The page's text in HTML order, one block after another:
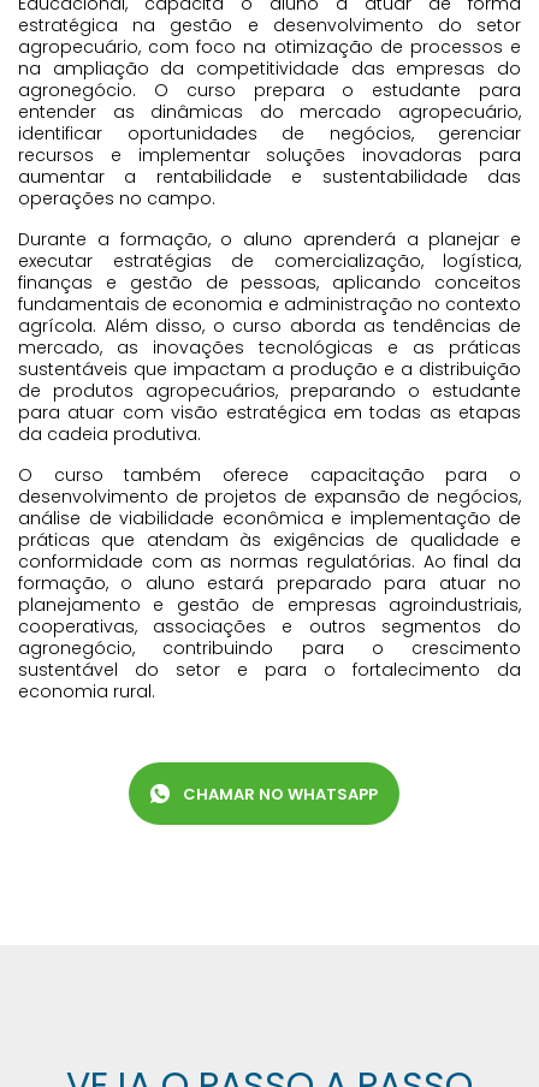
estratégica na gestão e desenvolvimento do setor
agropecuário, com foco na otimização de processos e
na ampliação da competitividade das empresas do
agronegócio. O curso prepara o estudante para
entender as dinâmicas do mercado agropecuário,
identificar oportunidades de negócios, gerenciar
recursos e implementar soluções inovadoras para
aumentar a rentabilidade e sustentabilidade das
operações no campo.
Durante a formação, o aluno aprenderá a planejar e
executar estratégias de comercialização, logística,
finanças e gestão de pessoas, aplicando conceitos
fundamentais de economia e administração no contexto
agrícola. Além disso, o curso aborda as tendências de
mercado, as inovações tecnológicas e as práticas
sustentáveis que impactam a produção e a distribuição
de produtos agropecuários, preparando o estudante
para atuar com visão estratégica em todas as etapas
da cadeia produtiva.
O curso também oferece capacitação para o
desenvolvimento de projetos de expansão de negócios,
análise de viabilidade econômica e implementação de
práticas que atendam às exigências de qualidade e
conformidade com as normas regulatórias. Ao final da
formação, o aluno estará preparado para atuar no
planejamento e gestão de empresas agroindustriais,
cooperativas, associações e outros segmentos do
agronegócio, contribuindo para o crescimento
sustentável do setor e para o fortalecimento da
economia rural.
CHAMAR NO WHATSAPP
Whatsapp ícone